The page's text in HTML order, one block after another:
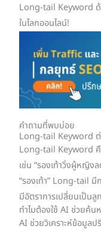
Long-tail Keyword ด้
ในโลกออนไลน์!
คำถามที่พบบ่อย
Long-tail Keyword
Long-tail Keyword คื
เช่น “รองเท้าวิ่งผู้หญิง
“รองเท้า” Long-tail
มีอัตราการเปลี่ยนเป็นลู
ทำไมต้องใช้ AI ช่วยค้
AI ช่วยวิเคราะห์ข้อมูล